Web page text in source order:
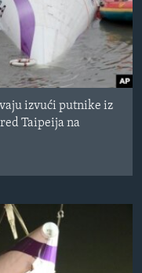
izvući putnike iz
Taipeija na